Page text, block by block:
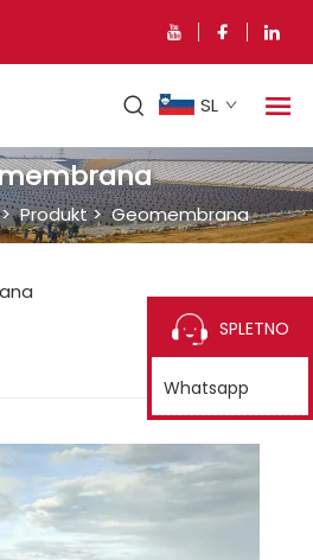
SL
Produkt>Geomembrana
SPLETNO
Whatsapp